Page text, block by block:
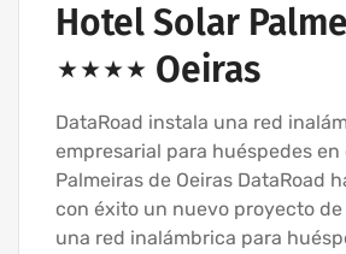
Hotel Solar
⋆⋆⋆⋆ Oeiras
DataRoad instala una red
empresarial para huéspedes en
Palmeiras de Oeiras DataRoad
con éxito un nuevo proyecto
una red inalámbrica para